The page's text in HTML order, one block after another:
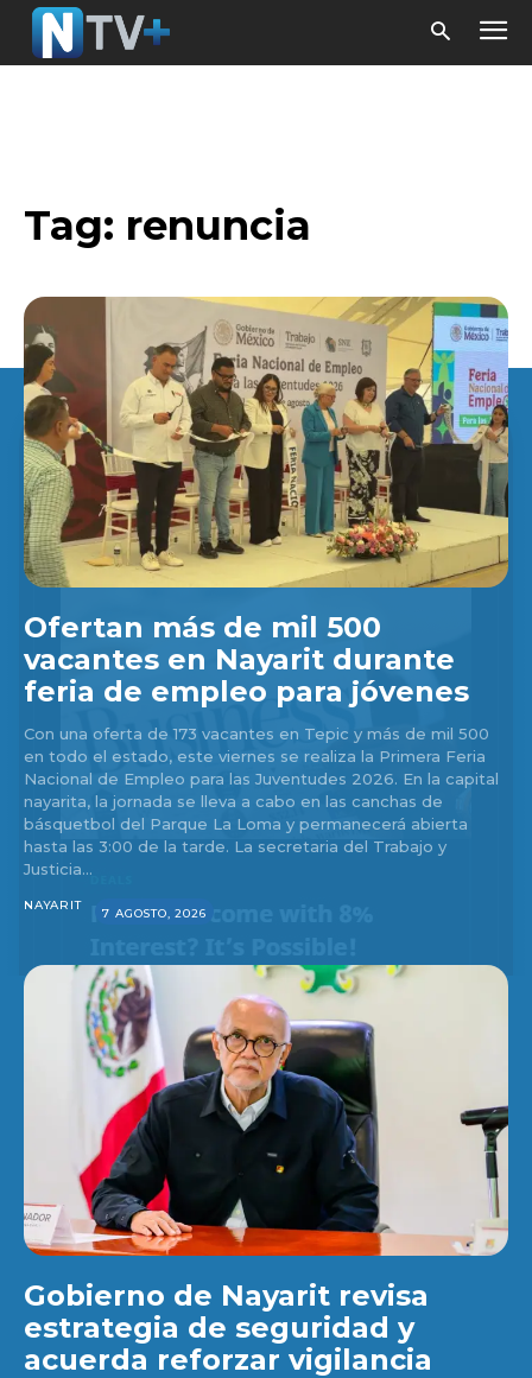
Tag: renuncia
Ofertan más de mil 500
vacantes en Nayarit durante
feria de empleo para jóvenes
Con una oferta de 173 vacantes en Tepic y más de mil 500
en todo el estado, este viernes se realiza la Primera Feria
Nacional de Empleo para las Juventudes 2026. En la capital
nayarita, la jornada se lleva a cabo en las canchas de
básquetbol del Parque La Loma y permanecerá abierta
hasta las 3:00 de la tarde. La secretaria del Trabajo y
Justicia...
NAYARIT
7 AGOSTO, 2026
Gobierno de Nayarit revisa
estrategia de seguridad y
acuerda reforzar vigilancia